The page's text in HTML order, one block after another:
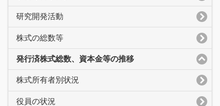
研究開発活動
株式の総数等
発行済株式総数、資本金等の推移
株式所有者別状況
役員の状況